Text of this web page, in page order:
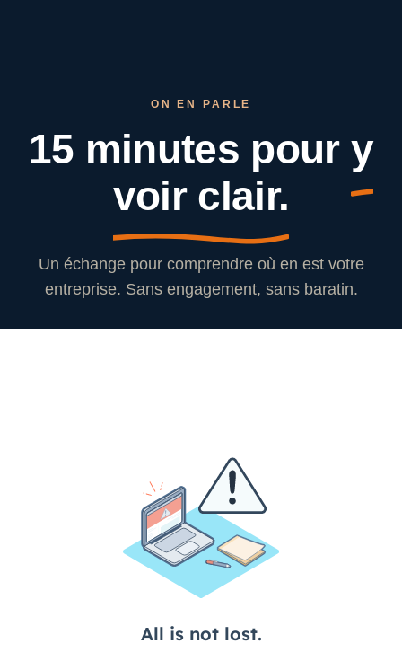
ON EN PARLE
15 minutes pour y
voir clair.
Un échange pour comprendre où en est votre
entreprise. Sans engagement, sans baratin.